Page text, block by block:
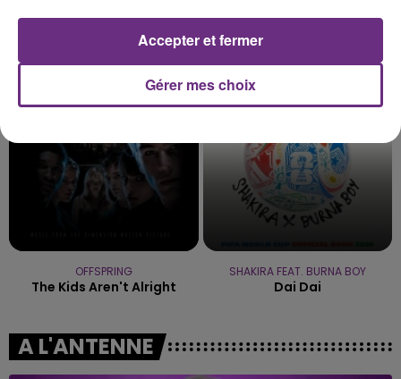
J'me Demande
OFFSPRING
The Kids Aren't Alright
3h34
3h34
SHAKIRA FEAT. BURNA BOY
Dai Dai
A L'ANTENNE
Gérer mes choix
Accepter et fermer